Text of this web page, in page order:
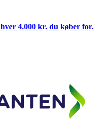
4.000 kr. du køber for.